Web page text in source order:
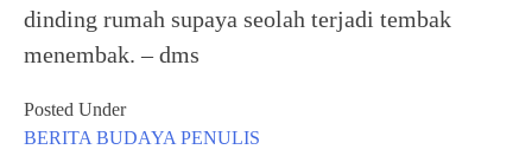
dinding rumah supaya seolah terjadi tembak
menembak. – dms
Posted Under
BERITA BUDAYA PENULIS